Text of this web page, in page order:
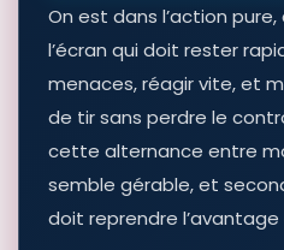
On est dans l’action
l’écran qui doit rester
menaces, réagir vite, et
de tir sans perdre le
cette alternance entre
semble gérable, et
doit reprendre